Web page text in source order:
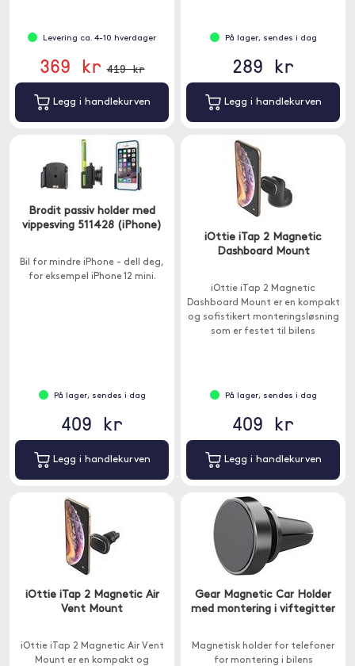
Levering ca. 4-10 hverdager
369 kr 419 kr
Legg i handlekurven
På lager, sendes i dag
289 kr
Legg i handlekurven
Brodit passiv holder med
vippesving 511428 (iPhone)
Bil for mindre iPhone - dell deg,
for eksempel iPhone 12 mini.
På lager, sendes i dag
409 kr
Legg i handlekurven
iOttie iTap 2 Magnetic
Dashboard Mount
iOttie iTap 2 Magnetic
Dashboard Mount er en kompakt
og sofistikert monteringsløsning
som er festet til bilens
På lager, sendes i dag
409 kr
Legg i handlekurven
iOttie iTap 2 Magnetic Air
Vent Mount
iOttie iTap 2 Magnetic Air Vent
Mount er en kompakt og
Gear Magnetic Car Holder
med montering i viftegitter
Magnetisk holder for telefoner
for montering i bilens